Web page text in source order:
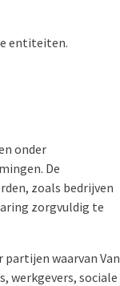
entiteiten.
onder
De
zoals bedrijven
zorgvuldig te
partijen waarvan Van
werkgevers, sociale